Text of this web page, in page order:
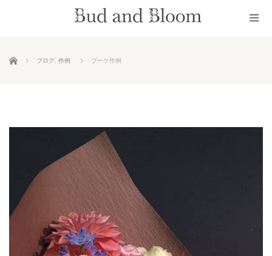
ホーム ブログ 作例 ブーケ作例